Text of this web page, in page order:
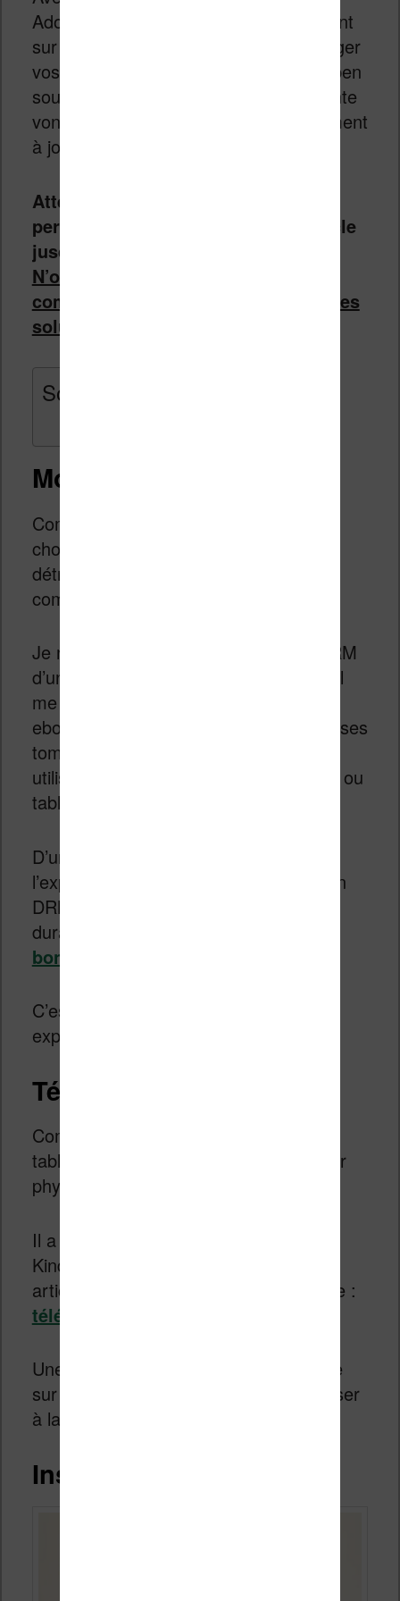
Adobe, Kobo, Vivlio et Kindle qui arrivent
sur le marché pour toujours plus protéger
vos livres électroniques, les logiciels open
source tel que celui que je vous présente
vont avoir besoin de se mettre rapidement
à jour.
Attention : si vous ne voulez pas
perdre votre temps, lisez bien l’article
jusqu’au bout avant de commercer !
N’oubliez pas de lire tous les
commentaires qui apportent aussi des
solutions à des problèmes précis.
Sommaire
Mon cas personnel
Comme toujours, je vais ramener les
choses à moi. Comme cela, mes
détracteurs pourront y aller de leur
commentaire incisif !
Je n’ai pas besoin de supprimer les DRM
d’un livre numérique car j’ai tout ce qu’il
me faut sous la main pour lire mes
ebooks. Et, si un jour une de mes liseuses
tombe en panne, je pourrai toujours
utiliser une application sur smartphone ou
tablette pour lire le livre.
D’un autre coté, je me suis prêté à
l’expérience en tentant de supprimer un
DRM d’un livre Kindle que j’ai acheté
durant la « petite op » en profitant
bons plans sur les ebooks
C’est donc à la fois un guide et une
expérience !
Télécharger le fichier
Comme j’ai acheté le livre depuis une
tablette Fire, je n’ai pas accès au fichier
physique.
Il a donc fallu que je télécharge le livre
Kindle sur mon ordinateur. J’ai créé un
article pour vous expliquer comme faire :
télécharger un ebook Kindle
Une fois que vous avez le fichier Kindle
sur votre disque dur, vous pouvez passer
à la suite.
Installer Calibre